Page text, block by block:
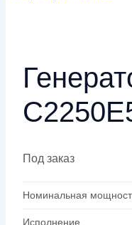
Под заказ
Номинальная
Исполнение